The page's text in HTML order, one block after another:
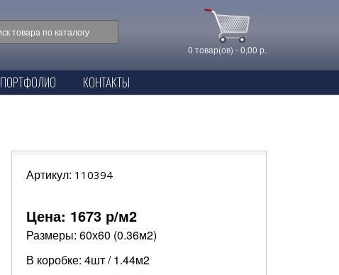
0 товар(ов) - 0,00 р.
ПОРТФОЛИО КОНТАКТЫ
Артикул: 110394
Цена: 1673 р/м2
Размеры: 60х60 (0.36м2)
В коробке: 4шт / 1.44м2